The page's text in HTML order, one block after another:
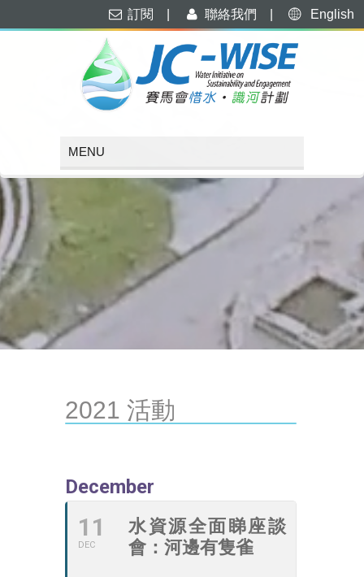
訂閱 聯絡我們 English
2021 活動
December
11
DEC
水資源全面睇座談
會：河邊有隻雀